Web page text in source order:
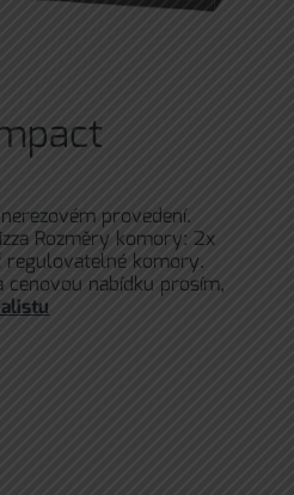
provedení.
Rozměry komory: 2x
komory.
nabídku prosím,